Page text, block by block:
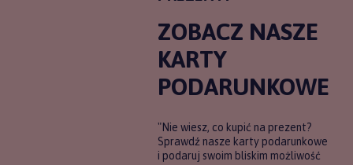
ZOBACZ NASZE
KARTY
PODARUNKOWE
"Nie wiesz, co kupić na prezent?
Sprawdź nasze karty podarunkowe
i podaruj swoim bliskim możliwość